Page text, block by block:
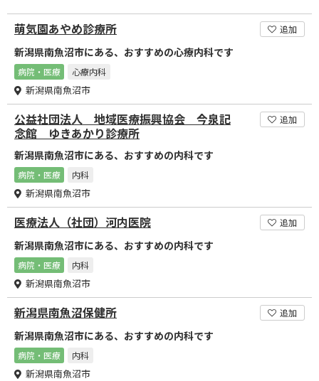
萌気園あやめ診療所 追加
新潟県南魚沼市にある、おすすめの心療内科です
病院・医療 心療内科
新潟県南魚沼市
公益社団法人 地域医療振興協会 今泉記
念館 ゆきあかり診療所
追加
新潟県南魚沼市にある、おすすめの内科です
病院・医療 内科
新潟県南魚沼市
医療法人（社団）河内医院 追加
新潟県南魚沼市にある、おすすめの内科です
病院・医療 内科
新潟県南魚沼市
新潟県南魚沼保健所 追加
新潟県南魚沼市にある、おすすめの内科です
病院・医療 内科
新潟県南魚沼市